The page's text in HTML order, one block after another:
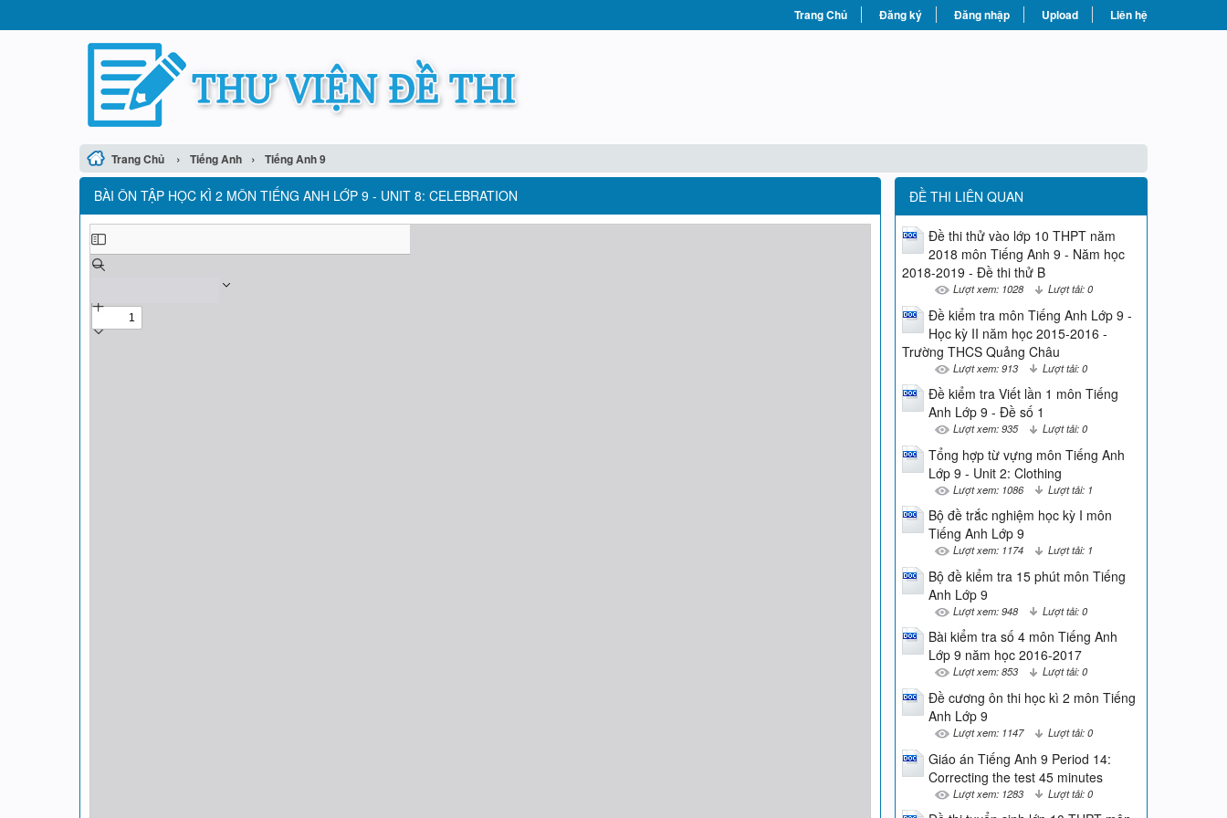
Trang Chủ Đăng ký Đăng nhập Upload Liên hệ
Trang Chủ › Tiếng Anh › Tiếng Anh 9
BÀI ÔN TẬP HỌC KÌ 2 MÔN TIẾNG ANH LỚP 9 - UNIT 8: CELEBRATION ĐỀ THI LIÊN QUAN
Đề thi thử vào lớp 10 THPT năm
2018 môn Tiếng Anh 9 - Năm học
2018-2019 - Đề thi thử B
Lượt xem: 1028 Lượt tải: 0
Đề kiểm tra môn Tiếng Anh Lớp 9 -
Học kỳ II năm học 2015-2016 -
Trường THCS Quảng Châu
Lượt xem: 913 Lượt tải: 0
Đề kiểm tra Viết lần 1 môn Tiếng
Anh Lớp 9 - Đề số 1
Lượt xem: 935 Lượt tải: 0
Tổng hợp từ vựng môn Tiếng Anh
Lớp 9 - Unit 2: Clothing
Lượt xem: 1086 Lượt tải: 1
Bộ đề trắc nghiệm học kỳ I môn
Tiếng Anh Lớp 9
Lượt xem: 1174 Lượt tải: 1
Bộ đề kiểm tra 15 phút môn Tiếng
Anh Lớp 9
Lượt xem: 948 Lượt tải: 0
Bài kiểm tra số 4 môn Tiếng Anh
Lớp 9 năm học 2016-2017
Lượt xem: 853 Lượt tải: 0
Đề cương ôn thi học kì 2 môn Tiếng
Anh Lớp 9
Lượt xem: 1147 Lượt tải: 0
Giáo án Tiếng Anh 9 Period 14:
Correcting the test 45 minutes
Lượt xem: 1283 Lượt tải: 0